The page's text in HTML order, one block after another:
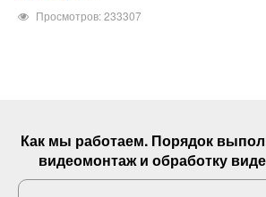
Просмотров: 233307
Как мы работаем. Порядок
видеомонтаж и обработку